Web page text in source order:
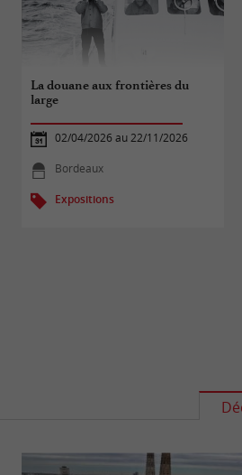
La douane aux frontières du
large
02/04/2026 au 22/11/2026
Bordeaux
Expositions